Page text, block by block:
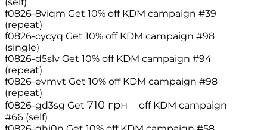
f0826-8viqm Get 10% off KDM campaign #39
(repeat)
f0826-cycyq Get 10% off KDM campaign #98
(single)
f0826-d5slv Get 10% off KDM campaign #94
(repeat)
f0826-evmvt Get 10% off KDM campaign #98
(repeat)
f0826-gd3sg Get 710 грн off KDM campaign
#66 (self)